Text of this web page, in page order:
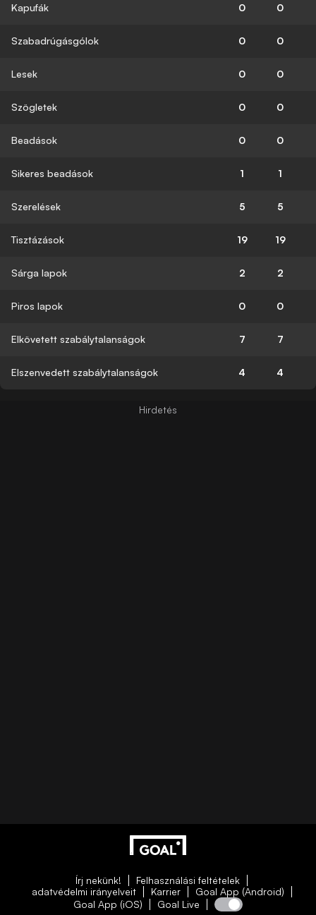
Kapufák 0 0
Szabadrúgásgólok 0 0
Lesek 0 0
Szögletek 0 0
Beadások 0 0
Sikeres beadások 1 1
Szerelések 5 5
Tisztázások 19 19
Sárga lapok 2 2
Piros lapok 0 0
Elkövetett szabálytalanságok 7 7
Elszenvedett szabálytalanságok 4 4
Írj nekünk!
Felhasználási feltételek
adatvédelmi irányelveit
Karrier
Goal App (Android)
Goal App (iOS)
Goal Live